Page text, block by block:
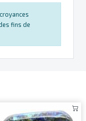
fins de